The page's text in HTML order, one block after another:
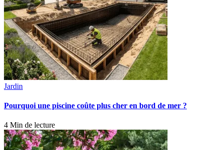
Jardin
Pourquoi une piscine coûte plus cher en bord de mer ?
4 Min de lecture